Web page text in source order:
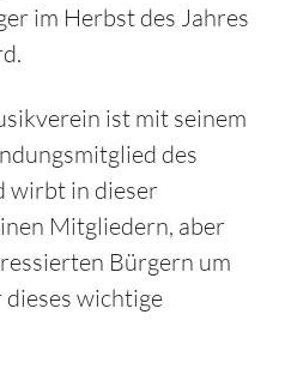
im Herbst des Jahres
ist mit seinem
des
wirbt in dieser
Mitgliedern, aber
Bürgern um
wichtige